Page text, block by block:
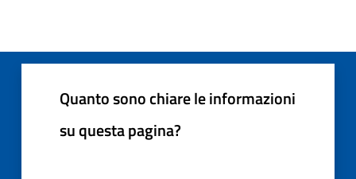
Quanto sono chiare le informazioni
su questa pagina?